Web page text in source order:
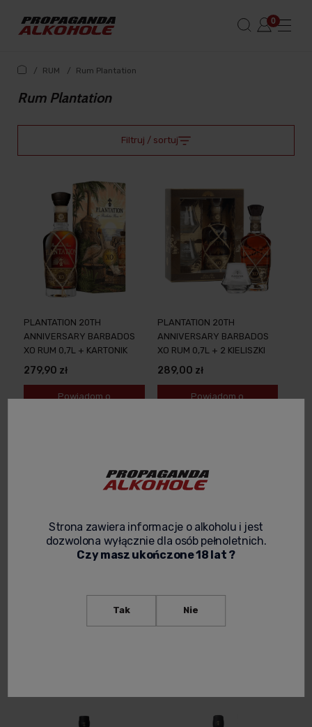
/ RUM / Rum Plantation
Rum Plantation
Filtruj / sortuj
PLANTATION 20TH
ANNIVERSARY BARBADOS
XO RUM 0,7L + KARTONIK
279,90 zł
Powiadom o
PLANTATION 20TH
ANNIVERSARY BARBADOS
XO RUM 0,7L + 2 KIELISZKI
289,00 zł
Powiadom o
Strona zawiera informacje o alkoholu i jest
dozwolona wyłącznie dla osób pełnoletnich.
Czy masz ukończone 18 lat ?
Tak Nie